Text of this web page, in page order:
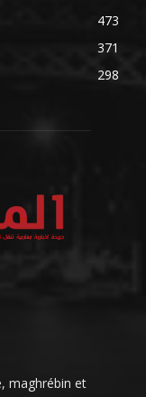
473
371
298
maghrébin et